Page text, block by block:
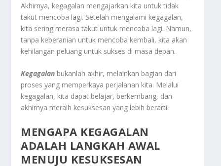
Akhirnya, kegagalan mengajarkan kita untuk tidak
takut mencoba lagi. Setelah mengalami kegagalan,
kita sering merasa takut untuk mencoba lagi. Namun,
tanpa keberanian untuk mencoba kembali, kita akan
kehilangan peluang untuk sukses di masa depan.
Kegagalan bukanlah akhir, melainkan bagian dari
proses yang memperkaya perjalanan kita. Melalui
kegagalan, kita dapat belajar, berkembang, dan
akhirnya meraih kesuksesan yang lebih berarti.
MENGAPA KEGAGALAN
ADALAH LANGKAH AWAL
MENUJU KESUKSESAN